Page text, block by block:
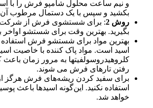
و نیم ساعت محلول شامپو فرش را با
بکشید و سپس با یک دستمال مرطوب آن
روش 2
: برای شستشوی فرش از
بگیرید. بهترین وقت برای شستشو اواخر
بهترین مواد برای شستشو فرش
اسید است. مواد پاک کننده با خاصیت
کلروهيدروسولفيتها به مرور زمان باعث
رفتن تارهای فرش می شوند.
برای سفید کردن ریشه‌های فرش هرگز از
استفاده نکنید. این‌گونه اسیدها باعث
خواهد شد.